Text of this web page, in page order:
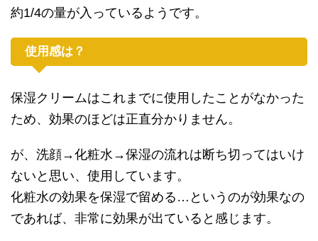
約1/4の量が入っているようです。
使用感は？
保湿クリームはこれまでに使用したことがなかった
ため、効果のほどは正直分かりません。
が、洗顔→化粧水→保湿の流れは断ち切ってはいけ
ないと思い、使用しています。
化粧水の効果を保湿で留める…というのが効果なの
であれば、非常に効果が出ていると感じます。